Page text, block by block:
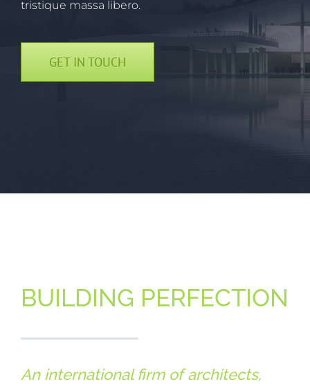
tristique massa libero.
GET IN TOUCH
BUILDING PERFECTION
An international firm of architects,